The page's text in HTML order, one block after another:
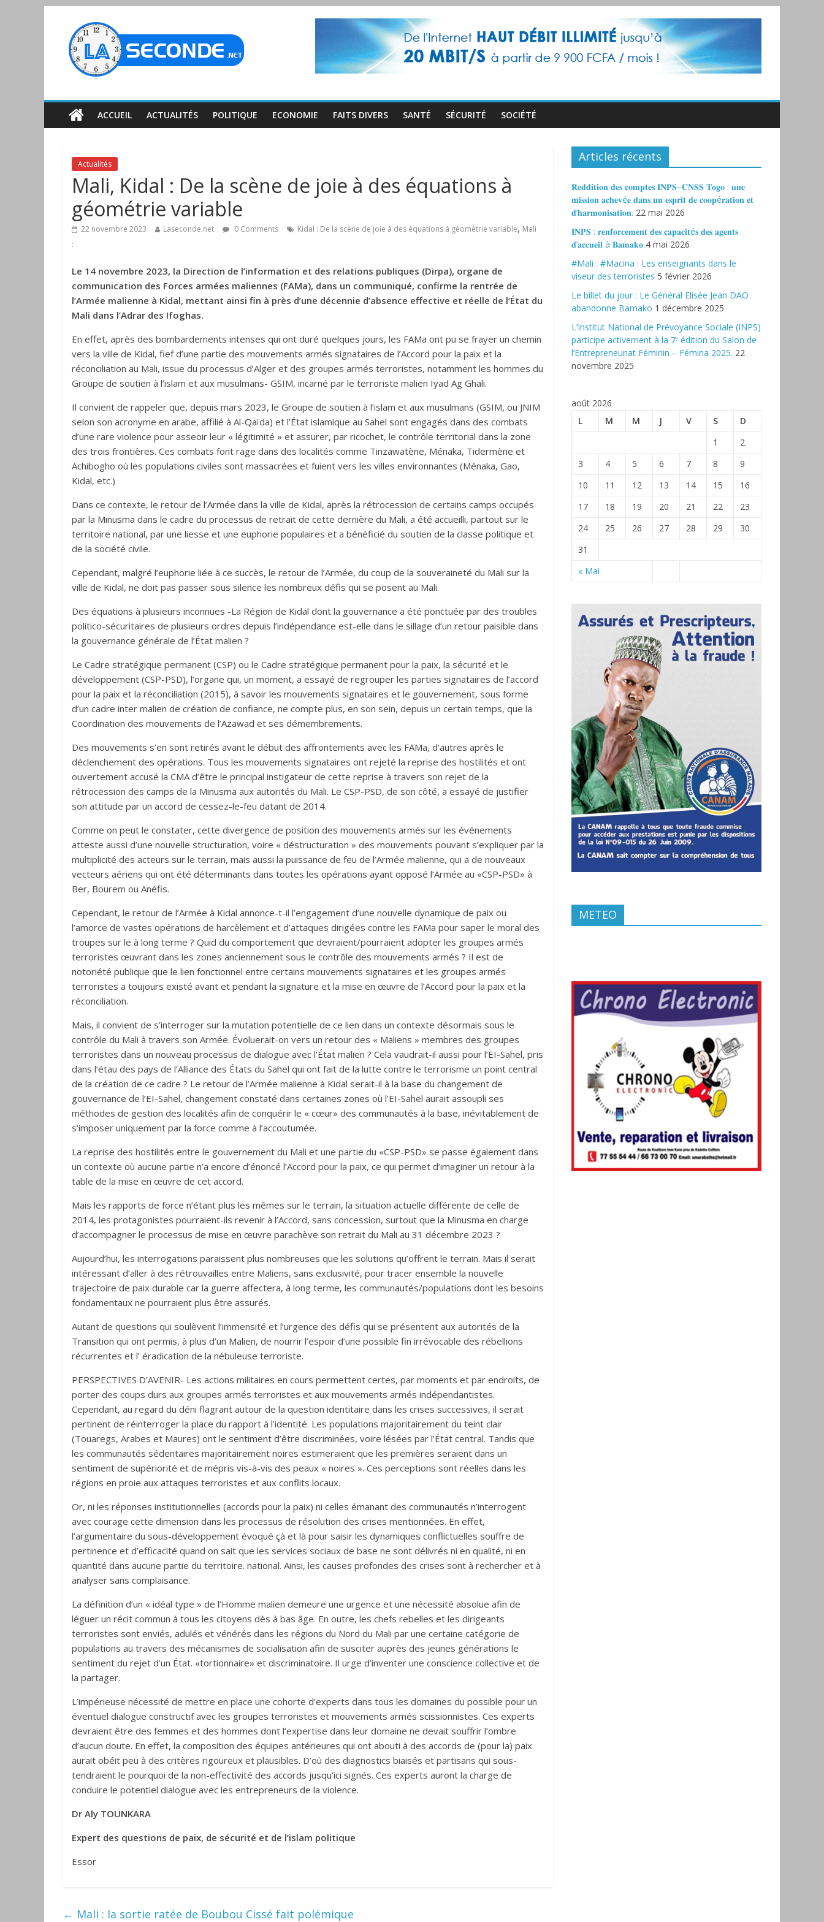
ACCUEIL ACTUALITÉS POLITIQUE ECONOMIE FAITS DIVERS SANTÉ SÉCURITÉ SOCIÉTÉ
Actualités
Mali, Kidal : De la scène de joie à des équations à
géométrie variable
22 novembre 2023 Laseconde.net 0 Comments Kidal : De la scène de joie à des équations à géométrie variable, Mali
:
Le 14 novembre 2023, la Direction de l’information et des relations publiques (Dirpa), organe de
communication des Forces armées maliennes (FAMa), dans un communiqué, confirme la rentrée de
l’Armée malienne à Kidal, mettant ainsi fin à près d’une décennie d’absence effective et réelle de l’État du
Mali dans l’Adrar des Ifoghas.
En effet, après des bombardements intenses qui ont duré quelques jours, les FAMa ont pu se frayer un chemin
vers la ville de Kidal, fief d’une partie des mouvements armés signataires de l’Accord pour la paix et la
réconciliation au Mali, issue du processus d’Alger et des groupes armés terroristes, notamment les hommes du
Groupe de soutien à l’islam et aux musulmans- GSIM, incarné par le terroriste malien Iyad Ag Ghali.
Il convient de rappeler que, depuis mars 2023, le Groupe de soutien à l’islam et aux musulmans (GSIM, ou JNIM
selon son acronyme en arabe, affilié à Al-Qaïda) et l’État islamique au Sahel sont engagés dans des combats
d’une rare violence pour asseoir leur « légitimité » et assurer, par ricochet, le contrôle territorial dans la zone
des trois frontières. Ces combats font rage dans des localités comme Tinzawatène, Ménaka, Tidermène et
Achibogho où les populations civiles sont massacrées et fuient vers les villes environnantes (Ménaka, Gao,
Kidal, etc.)
Dans ce contexte, le retour de l’Armée dans la ville de Kidal, après la rétrocession de certains camps occupés
par la Minusma dans le cadre du processus de retrait de cette dernière du Mali, a été accueilli, partout sur le
territoire national, par une liesse et une euphorie populaires et a bénéficié du soutien de la classe politique et
de la société civile.
Cependant, malgré l’euphorie liée à ce succès, le retour de l’Armée, du coup de la souveraineté du Mali sur la
ville de Kidal, ne doit pas passer sous silence les nombreux défis qui se posent au Mali.
Des équations à plusieurs inconnues -La Région de Kidal dont la gouvernance a été ponctuée par des troubles
politico-sécuritaires de plusieurs ordres depuis l’indépendance est-elle dans le sillage d’un retour paisible dans
la gouvernance générale de l’État malien ?
Le Cadre stratégique permanent (CSP) ou le Cadre stratégique permanent pour la paix, la sécurité et le
développement (CSP-PSD), l’organe qui, un moment, a essayé de regrouper les parties signataires de l’accord
pour la paix et la réconciliation (2015), à savoir les mouvements signataires et le gouvernement, sous forme
d’un cadre inter malien de création de confiance, ne compte plus, en son sein, depuis un certain temps, que la
Coordination des mouvements de l’Azawad et ses démembrements.
Des mouvements s’en sont retirés avant le début des affrontements avec les FAMa, d’autres après le
déclenchement des opérations. Tous les mouvements signataires ont rejeté la reprise des hostilités et ont
ouvertement accusé la CMA d’être le principal instigateur de cette reprise à travers son rejet de la
rétrocession des camps de la Minusma aux autorités du Mali. Le CSP-PSD, de son côté, a essayé de justifier
son attitude par un accord de cessez-le-feu datant de 2014.
Comme on peut le constater, cette divergence de position des mouvements armés sur les événements
atteste aussi d’une nouvelle structuration, voire « déstructuration » des mouvements pouvant s’expliquer par la
multiplicité des acteurs sur le terrain, mais aussi la puissance de feu de l’Armée malienne, qui a de nouveaux
vecteurs aériens qui ont été déterminants dans toutes les opérations ayant opposé l’Armée au «CSP-PSD» à
Ber, Bourem ou Anéfis.
Cependant, le retour de l’Armée à Kidal annonce-t-il l’engagement d’une nouvelle dynamique de paix ou
l’amorce de vastes opérations de harcèlement et d’attaques dirigées contre les FAMa pour saper le moral des
troupes sur le à long terme ? Quid du comportement que devraient/pourraient adopter les groupes armés
terroristes œuvrant dans les zones anciennement sous le contrôle des mouvements armés ? Il est de
notoriété publique que le lien fonctionnel entre certains mouvements signataires et les groupes armés
terroristes a toujours existé avant et pendant la signature et la mise en œuvre de l’Accord pour la paix et la
réconciliation.
Mais, il convient de s’interroger sur la mutation potentielle de ce lien dans un contexte désormais sous le
contrôle du Mali à travers son Armée. Évoluerait-on vers un retour des « Maliens » membres des groupes
terroristes dans un nouveau processus de dialogue avec l’État malien ? Cela vaudrait-il aussi pour l’EI-Sahel, pris
dans l’étau des pays de l’Alliance des États du Sahel qui ont fait de la lutte contre le terrorisme un point central
de la création de ce cadre ? Le retour de l’Armée malienne à Kidal serait-il à la base du changement de
gouvernance de l’EI-Sahel, changement constaté dans certaines zones où l’EI-Sahel aurait assoupli ses
méthodes de gestion des localités afin de conquérir le « cœur» des communautés à la base, inévitablement de
s’imposer uniquement par la force comme à l’accoutumée.
La reprise des hostilités entre le gouvernement du Mali et une partie du «CSP-PSD» se passe également dans
un contexte où aucune partie n’a encore d’énoncé l’Accord pour la paix, ce qui permet d’imaginer un retour à la
table de la mise en œuvre de cet accord.
Mais les rapports de force n’étant plus les mêmes sur le terrain, la situation actuelle différente de celle de
2014, les protagonistes pourraient-ils revenir à l’Accord, sans concession, surtout que la Minusma en charge
d’accompagner le processus de mise en œuvre parachève son retrait du Mali au 31 décembre 2023 ?
Aujourd’hui, les interrogations paraissent plus nombreuses que les solutions qu’offrent le terrain. Mais il serait
intéressant d’aller à des rétrouvailles entre Maliens, sans exclusivité, pour tracer ensemble la nouvelle
trajectoire de paix durable car la guerre affectera, à long terme, les communautés/populations dont les besoins
fondamentaux ne pourraient plus être assurés.
Autant de questions qui soulèvent l’immensité et l’urgence des défis qui se présentent aux autorités de la
Transition qui ont permis, à plus d’un Malien, de nourrir l’espoir d’une possible fin irrévocable des rébellions
récurrentes et l’ éradication de la nébuleuse terroriste.
PERSPECTIVES D’AVENIR- Les actions militaires en cours permettent certes, par moments et par endroits, de
porter des coups durs aux groupes armés terroristes et aux mouvements armés indépendantistes.
Cependant, au regard du déni flagrant autour de la question identitaire dans les crises successives, il serait
pertinent de réinterroger la place du rapport à l’identité. Les populations majoritairement du teint clair
(Touaregs, Arabes et Maures) ont le sentiment d’être discriminées, voire lésées par l’État central. Tandis que
les communautés sédentaires majoritairement noires estimeraient que les premières seraient dans un
sentiment de supériorité et de mépris vis-à-vis des peaux « noires ». Ces perceptions sont réelles dans les
régions en proie aux attaques terroristes et aux conflits locaux.
Or, ni les réponses institutionnelles (accords pour la paix) ni celles émanant des communautés n’interrogent
avec courage cette dimension dans les processus de résolution des crises mentionnées. En effet,
l’argumentaire du sous-développement évoqué çà et là pour saisir les dynamiques conflictuelles souffre de
pertinence et d’efficacité quand on sait que les services sociaux de base ne sont délivrés ni en qualité, ni en
quantité dans aucune partie du territoire. national. Ainsi, les causes profondes des crises sont à rechercher et à
analyser sans complaisance.
La définition d’un « idéal type » de l’Homme malien demeure une urgence et une nécessité absolue afin de
léguer un récit commun à tous les citoyens dès à bas âge. En outre, les chefs rebelles et les dirigeants
terroristes sont enviés, adulés et vénérés dans les régions du Nord du Mali par une certaine catégorie de
populations au travers des mécanismes de socialisation afin de susciter auprès des jeunes générations le
sentiment du rejet d’un État. «tortionnaire» et discriminatoire. Il urge d’inventer une conscience collective et de
la partager.
L’impérieuse nécessité de mettre en place une cohorte d’experts dans tous les domaines du possible pour un
éventuel dialogue constructif avec les groupes terroristes et mouvements armés scissionnistes. Ces experts
devraient être des femmes et des hommes dont l’expertise dans leur domaine ne devait souffrir l’ombre
d’aucun doute. En effet, la composition des équipes antérieures qui ont abouti à des accords de (pour la) paix
aurait obéit peu à des critères rigoureux et plausibles. D’où des diagnostics biaisés et partisans qui sous-
tendraient le pourquoi de la non-effectivité des accords jusqu’ici signés. Ces experts auront la charge de
conduire le potentiel dialogue avec les entrepreneurs de la violence.
Dr Aly TOUNKARA
Expert des questions de paix, de sécurité et de l’islam politique
Essor
← Mali : la sortie ratée de Boubou Cissé fait polémique
Articles récents
𝐑𝐞𝐝𝐝𝐢𝐭𝐢𝐨𝐧 𝐝𝐞𝐬 𝐜𝐨𝐦𝐩𝐭𝐞𝐬 𝐈𝐍𝐏𝐒–𝐂𝐍𝐒𝐒 𝐓𝐨𝐠𝐨 : 𝐮𝐧𝐞
𝐦𝐢𝐬𝐬𝐢𝐨𝐧 𝐚𝐜𝐡𝐞𝐯é𝐞 𝐝𝐚𝐧𝐬 𝐮𝐧 𝐞𝐬𝐩𝐫𝐢𝐭 𝐝𝐞 𝐜𝐨𝐨𝐩é𝐫𝐚𝐭𝐢𝐨𝐧 𝐞𝐭
𝐝’𝐡𝐚𝐫𝐦𝐨𝐧𝐢𝐬𝐚𝐭𝐢𝐨𝐧. 22 mai 2026
𝐈𝐍𝐏𝐒 : 𝐫𝐞𝐧𝐟𝐨𝐫𝐜𝐞𝐦𝐞𝐧𝐭 𝐝𝐞𝐬 𝐜𝐚𝐩𝐚𝐜𝐢𝐭é𝐬 𝐝𝐞𝐬 𝐚𝐠𝐞𝐧𝐭𝐬
𝐝’𝐚𝐜𝐜𝐮𝐞𝐢𝐥 à 𝐁𝐚𝐦𝐚𝐤𝐨 4 mai 2026
#Mali : #Macina : Les enseignants dans le
viseur des terroristes 5 février 2026
‎Le billet du jour : Le Général Elisée Jean DAO
abandonne Bamako 1 décembre 2025
L’Institut National de Prévoyance Sociale (INPS)
participe activement à la 7ᵉ édition du Salon de
l’Entrepreneuriat Féminin – Fémina 2025. 22
novembre 2025
août 2026
L
M M J V S D
« Mai
1
2
3
4 5 6 7 8
9
10
11 12 13 14 15
16
17
18 19 20 21 22
23
24
25 26 27 28 29
30
31
METEO